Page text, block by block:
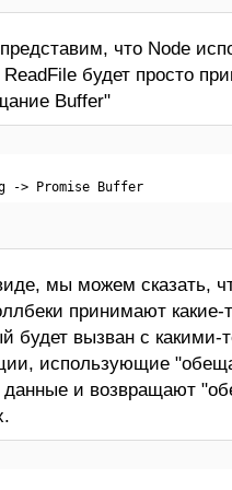
что Node
будет просто
Buffer"
-> Promise Buffer
мы можем сказать,
принимают какие-
будет вызван с
использующие
данные и возвращают